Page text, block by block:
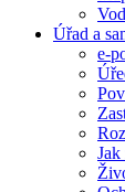
Úřad a
e-
Jak